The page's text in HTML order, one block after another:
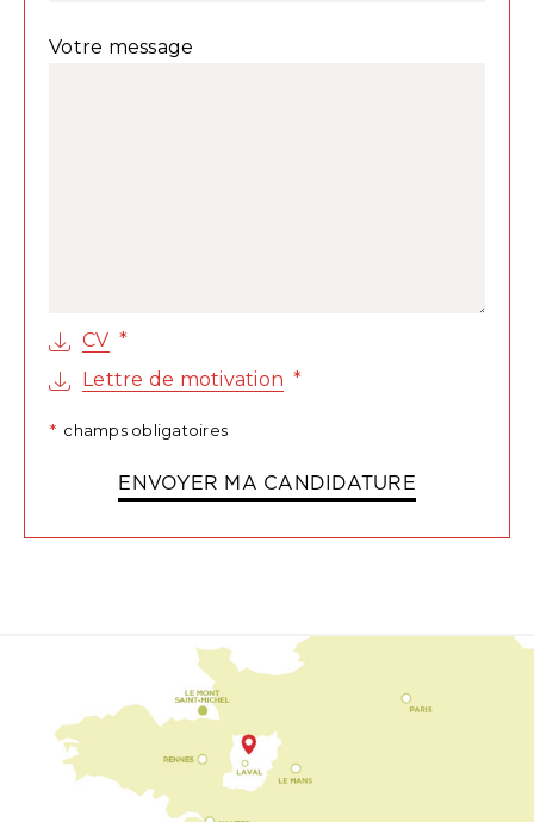
Votre message
CV
Lettre de motivation
champs obligatoires